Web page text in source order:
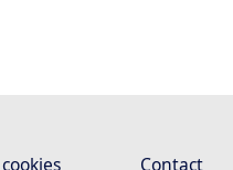
Contact